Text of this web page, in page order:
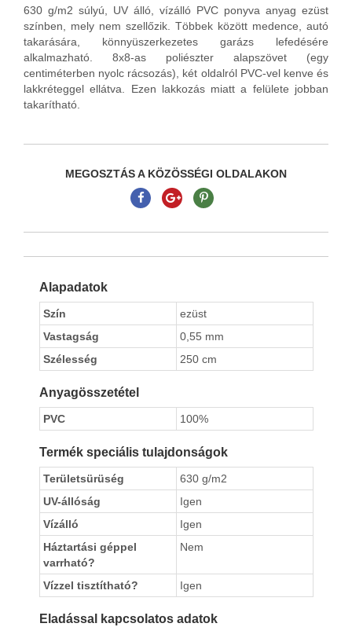
630 g/m2 súlyú, UV álló, vízálló PVC ponyva anyag ezüst
színben, mely nem szellőzik. Többek között medence, autó
takarására, könnyüszerkezetes garázs lefedésére
alkalmazható. 8x8-as poliészter alapszövet (egy
centiméterben nyolc rácsozás), két oldalról PVC-vel kenve és
lakkréteggel ellátva. Ezen lakkozás miatt a felülete jobban
takarítható.
MEGOSZTÁS A KÖZÖSSÉGI OLDALAKON
Alapadatok
Szín
ezüst
Vastagság
0,55 mm
Szélesség
250 cm
Anyagösszetétel
PVC 100%
Termék speciális tulajdonságok
Területsürüség
630 g/m2
UV-állóság
Igen
Vízálló
Igen
Háztartási géppel
varrható?
Nem
Vízzel tisztítható? Igen
Eladással kapcsolatos adatok